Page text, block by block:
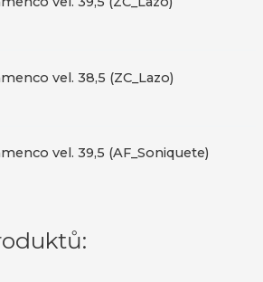
vel. 38,5 (ZC_Lazo)
vel. 39,5 (AF_Soniquete)